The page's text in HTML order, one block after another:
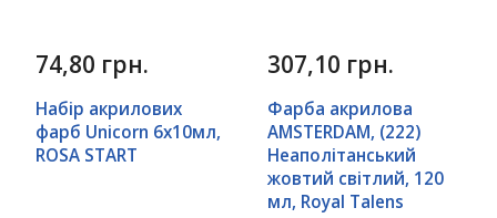
74,80 грн.
Набір акрилових
фарб Unicorn 6x10мл,
ROSA START
307,10 грн.
Фарба акрилова
AMSTERDAM, (222)
Неаполітанський
жовтий світлий, 120
мл, Royal Talens